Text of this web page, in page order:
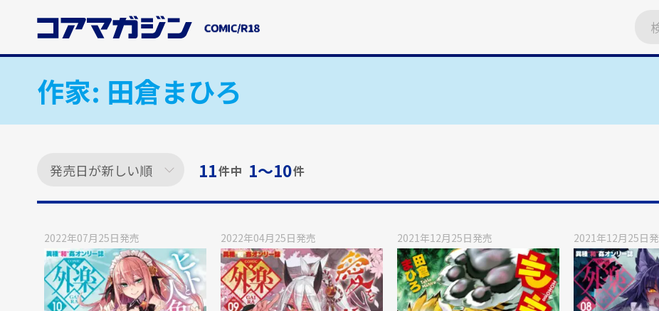
コ
ツ
作家: 田倉まひろ
11件中 1〜10件
2022年07月25日発売 2022年04月25日発売 2021年12月25日発売 2021年12月25日